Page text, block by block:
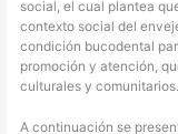
social, el cual plantea
contexto social del
condición bucodental
promoción y atención,
culturales y comunitarios.
A continuación se